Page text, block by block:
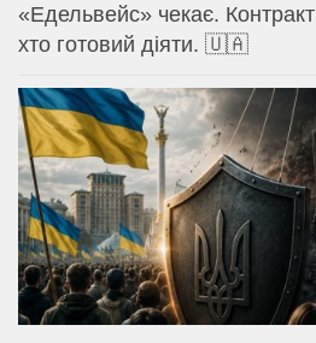
«Едельвейс» чекає.
хто готовий діяти. 🇺🇦